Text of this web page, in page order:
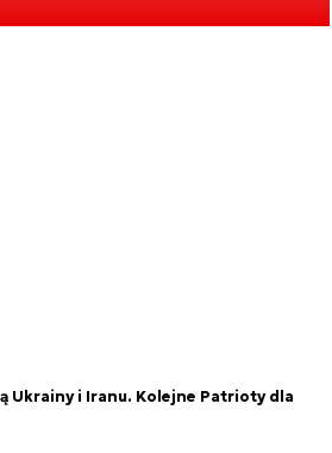
Ukrainy i Iranu. Kolejne Patrioty dla